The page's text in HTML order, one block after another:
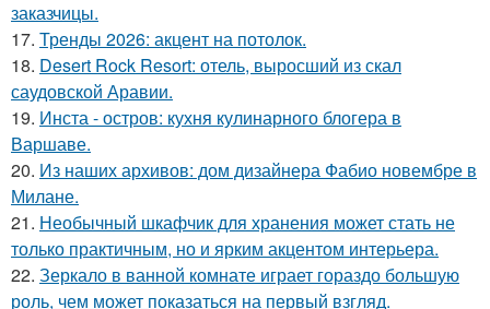
заказчицы.
17. Тренды 2026: акцент на потолок.
18. Desert Rock Resort: отель, выросший из скал
саудовской Аравии.
19. Инста - остров: кухня кулинарного блогера в
Варшаве.
20. Из наших архивов: дом дизайнера Фабио новембре в
Милане.
21. Необычный шкафчик для хранения может стать не
только практичным, но и ярким акцентом интерьера.
22. Зеркало в ванной комнате играет гораздо большую
роль, чем может показаться на первый взгляд.